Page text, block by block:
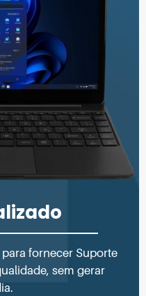
fornecer Suporte
sem gerar